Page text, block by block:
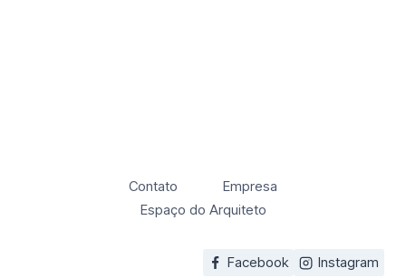
Contato
Empresa
Espaço do Arquiteto
Facebook Instagram